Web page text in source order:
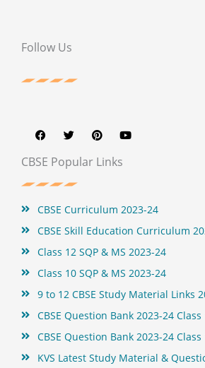
Follow Us
c
e
o
k
i
t
e
n
t
r
u
t
CBSE Popular Links
CBSE Curriculum 2023-24
CBSE Skill Education Curriculum
Class 12 SQP & MS 2023-24
Class 10 SQP & MS 2023-24
9 to 12 CBSE Study Material Links
CBSE Question Bank 2023-24 Class
CBSE Question Bank 2023-24 Class
KVS Latest Study Material &